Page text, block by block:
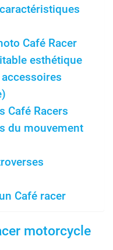
Café Racer
esthétique
Café Racers
du mouvement
Café racer
motorcycle